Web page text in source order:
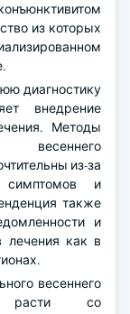
из которых
диагностику
внедрение
Методы
из-за
и
также
и
лечения как в
весеннего
расти со